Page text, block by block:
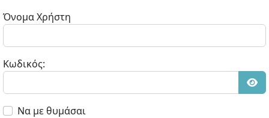
Όνομα Χρήστη
Κωδικός:
Να με θυμάσαι